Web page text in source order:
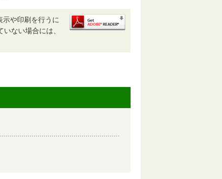
や印刷を行うに
ない場合には、